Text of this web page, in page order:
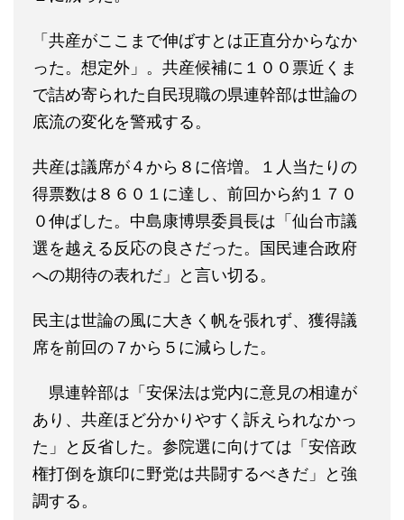
「共産がここまで伸ばすとは正直分からなか
った。想定外」。共産候補に１００票近くま
で詰め寄られた自民現職の県連幹部は世論の
底流の変化を警戒する。
共産は議席が４から８に倍増。１人当たりの
得票数は８６０１に達し、前回から約１７０
０伸ばした。中島康博県委員長は「仙台市議
選を越える反応の良さだった。国民連合政府
への期待の表れだ」と言い切る。
民主は世論の風に大きく帆を張れず、獲得議
席を前回の７から５に減らした。
県連幹部は「安保法は党内に意見の相違が
あり、共産ほど分かりやすく訴えられなかっ
た」と反省した。参院選に向けては「安倍政
権打倒を旗印に野党は共闘するべきだ」と強
調する。